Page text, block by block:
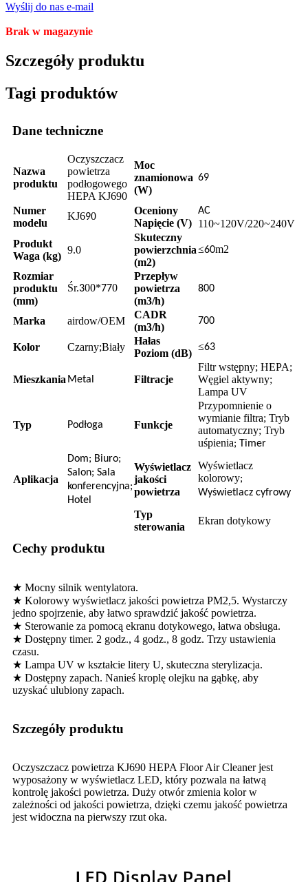
Wyślij do nas e-mail
Brak w magazynie
Szczegóły produktu
Tagi produktów
Dane techniczne
Nazwa
produktu
Oczyszczacz
powietrza
podłogowego
HEPA KJ690
Moc
znamionowa
(W)
69
Numer
modelu
KJ690
Oceniony
Napięcie (V)
AC
110~120V/220~240V
Produkt
Waga (kg)
9.0
Skuteczny
powierzchnia
(m2)
≤60m2
Rozmiar
produktu
(mm)
Śr.300*770
Przepływ
powietrza
(m3/h)
800
Marka airdow/OEM
CADR
(m3/h)
700
Kolor Czarny;Biały
Hałas
Poziom (dB)
≤63
Mieszkania Metal Filtracje
Filtr wstępny; HEPA;
Węgiel aktywny;
Lampa UV
Typ Podłoga Funkcje
Przypomnienie o
wymianie filtra; Tryb
automatyczny; Tryb
uśpienia; Timer
Aplikacja
Dom; Biuro;
Salon; Sala
konferencyjna;
Hotel
Wyświetlacz
jakości
powietrza
Wyświetlacz
kolorowy;
Wyświetlacz cyfrowy
Typ
sterowania
Ekran dotykowy
Cechy produktu
★ Mocny silnik wentylatora.
★ Kolorowy wyświetlacz jakości powietrza PM2,5. Wystarczy
jedno spojrzenie, aby łatwo sprawdzić jakość powietrza.
★ Sterowanie za pomocą ekranu dotykowego, łatwa obsługa.
★ Dostępny timer. 2 godz., 4 godz., 8 godz. Trzy ustawienia
czasu.
★ Lampa UV w kształcie litery U, skuteczna sterylizacja.
★ Dostępny zapach. Nanieś kroplę olejku na gąbkę, aby
uzyskać ulubiony zapach.
Szczegóły produktu
Oczyszczacz powietrza KJ690 HEPA Floor Air Cleaner jest
wyposażony w wyświetlacz LED, który pozwala na łatwą
kontrolę jakości powietrza. Duży otwór zmienia kolor w
zależności od jakości powietrza, dzięki czemu jakość powietrza
jest widoczna na pierwszy rzut oka.